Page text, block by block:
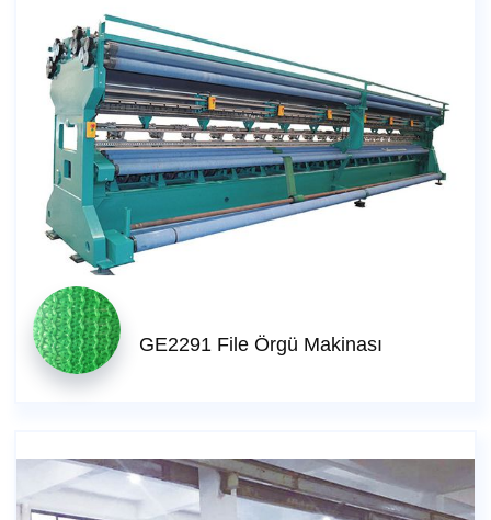
GE2291 File Örgü Makinası